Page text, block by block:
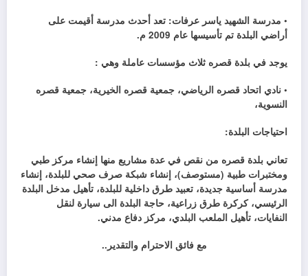
• مدرسة الشهيد ياسر عرفات: تعد أحدث مدرسة أقيمت على
أراضي البلدة تم تأسيسها عام 2009 م.
يوجد في بلدة قصره ثلاث مؤسسات عاملة وهي :
• نادي اتحاد قصره الرياضي، جمعية قصره الخيرية، جمعية قصره
النسوية،
احتياجات البلدة:
تعاني بلدة قصره من نقص في عدة مشاريع منها إنشاء مركز طبي
ومختبرات طبية (مستوصف)، إنشاء شبكة صرف صحي للبلدة، إنشاء
مدرسة أساسية جديدة، تعبيد طرق داخلية للبلدة، تأهيل مدخل البلدة
الرئيسي، كركرة طرق زراعية، حاجة البلدة الى سيارة لنقل
النفايات، تأهيل الملعب البلدي، مركز دفاع مدني.
مع فائق الاحترام والتقدير..